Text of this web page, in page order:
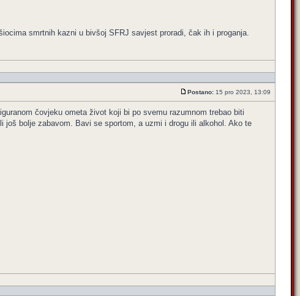
smrtnih kazni u bivšoj SFRJ savjest proradi, čak ih i proganja.
Postano: 15 pro 2023, 13:09
čovjeku ometa život koji bi po svemu razumnom trebao biti
bolje zabavom. Bavi se sportom, a uzmi i drogu ili alkohol. Ako te